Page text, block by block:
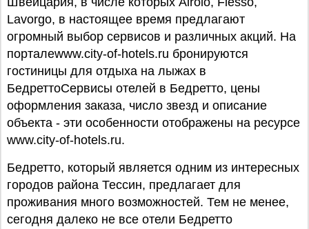
Lavorgo, в настоящее время предлагают
огромный выбор сервисов и различных акций. На
порталеwww.city-of-hotels.ru бронируются
гостиницы для отдыха на лыжах в
БедреттоСервисы отелей в Бедретто, цены
оформления заказа, число звезд и описание
объекта - эти особенности отображены на ресурсе
www.city-of-hotels.ru.
Бедретто, который является одним из интересных
городов района Тессин, предлагает для
проживания много возможностей. Тем не менее,
сегодня далеко не все отели Бедретто